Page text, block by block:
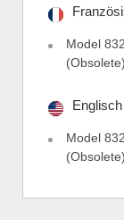
Model
(Obsolete)
Model
(Obsolete)